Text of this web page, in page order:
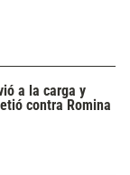
a la carga y
contra Romina